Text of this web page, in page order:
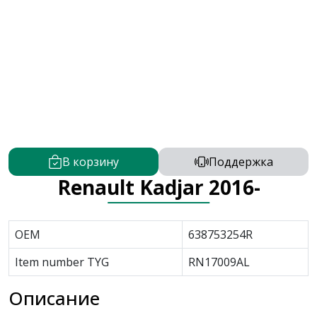
В корзину Поддержка
Renault Kadjar 2016-
OEM
638753254R
Item number TYG
RN17009AL
Описание